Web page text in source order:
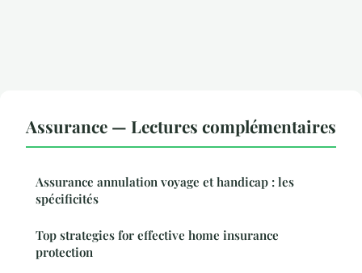
Assurance — Lectures complémentaires
Assurance annulation voyage et handicap : les
spécificités
Top strategies for effective home insurance
protection